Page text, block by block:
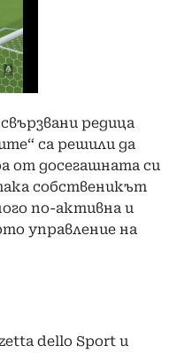
редица
са решили да
от досегашната си
собственикът
по-активна и
управление на
dello Sport и